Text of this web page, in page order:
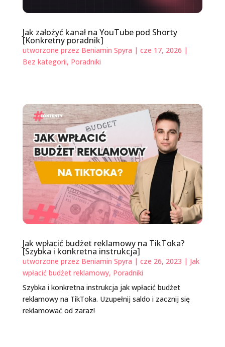
Jak założyć kanał na YouTube pod Shorty
[Konkretny poradnik]
utworzone przez Beniamin Spyra | cze 17, 2026 |
Bez kategorii, Poradniki
Jak wpłacić budżet reklamowy na TikToka?
[Szybka i konkretna instrukcja]
utworzone przez Beniamin Spyra | cze 26, 2023 | Jak
wpłacić budżet reklamowy, Poradniki
Szybka i konkretna instrukcja jak wpłacić budżet
reklamowy na TikToka. Uzupełnij saldo i zacznij się
reklamować od zaraz!